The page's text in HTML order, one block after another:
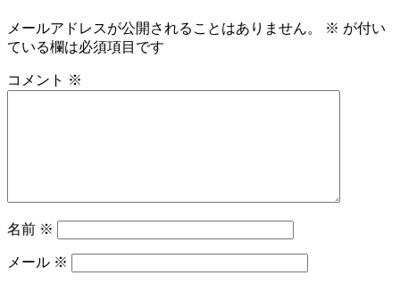
メールアドレスが公開されることはありません。 ※ が付い
ている欄は必須項目です
コメント ※
名前 ※
メール ※